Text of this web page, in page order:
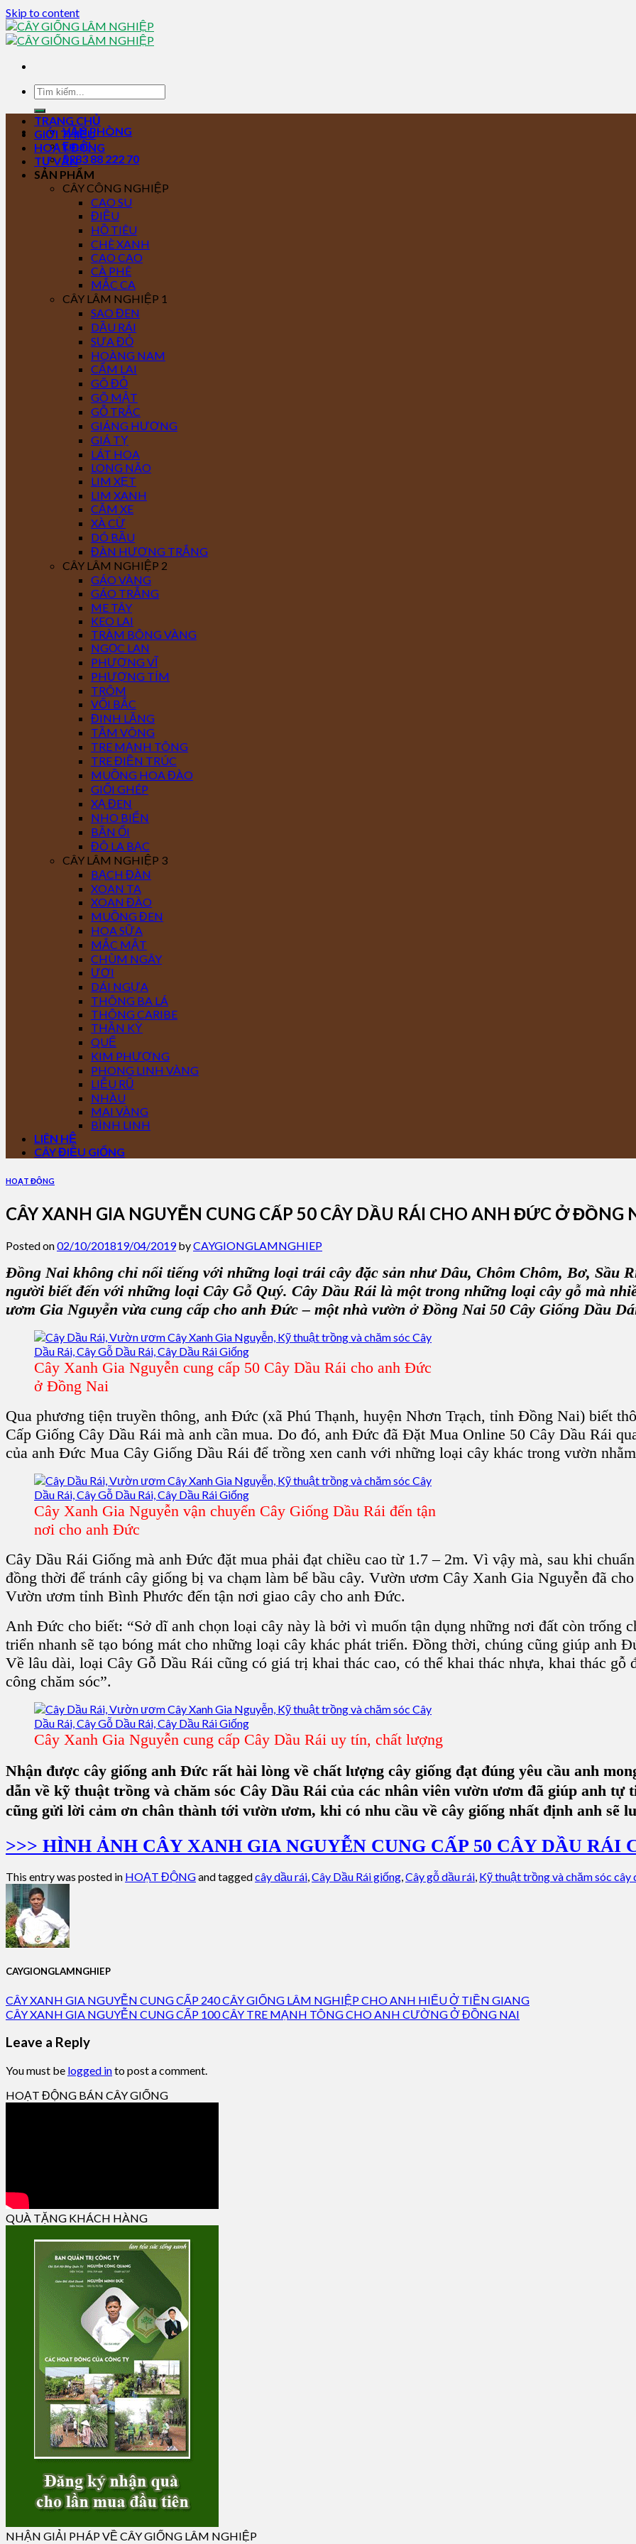
Skip to content
VĂN PHÒNG
Email
0283 88 222 70
TRANG CHỦ
GIỚI THIỆU
HOẠT ĐỘNG
TƯ VẤN
SẢN PHẨM
CÂY CÔNG NGHIỆP
CAO SU
ĐIỀU
HỒ TIÊU
CHÈ XANH
CAO CAO
CÀ PHÊ
MẮC CA
CÂY LÂM NGHIỆP 1
SAO ĐEN
DẦU RÁI
SƯA ĐỎ
HOÀNG NAM
CẨM LAI
GÕ ĐỎ
GÕ MẬT
GỖ TRẮC
GIÁNG HƯƠNG
GIÁ TỴ
LÁT HOA
LONG NÃO
LIM XẸT
LIM XANH
CĂM XE
XÀ CỪ
DÓ BẦU
ĐÀN HƯƠNG TRẮNG
CÂY LÂM NGHIỆP 2
GÁO VÀNG
GÁO TRẮNG
ME TÂY
KEO LAI
TRÀM BÔNG VÀNG
NGỌC LAN
PHƯỢNG VĨ
PHƯỢNG TÍM
TRÔM
VỐI BẮC
ĐINH LĂNG
TẦM VÔNG
TRE MẠNH TÔNG
TRE ĐIỀN TRÚC
MUỒNG HOA ĐÀO
GIỔI GHÉP
XẠ ĐEN
NHO BIỂN
BẦN ỔI
ĐÔ LA BẠC
CÂY LÂM NGHIỆP 3
BẠCH ĐÀN
XOAN TA
XOAN ĐÀO
MUỒNG ĐEN
HOA SỮA
MẮC MẬT
CHÙM NGÂY
ƯƠI
DÁI NGỰA
THÔNG BA LÁ
THÔNG CARIBE
THẦN KỲ
QUẾ
KIM PHƯỢNG
PHONG LINH VÀNG
LIỄU RŨ
NHÀU
MAI VÀNG
BÌNH LINH
LIÊN HỆ
CÂY ĐIỀU GIỐNG
HOẠT ĐỘNG
CÂY XANH GIA NGUYỄN CUNG CẤP 50 CÂY DẦU RÁI CHO ANH ĐỨC Ở ĐỒNG
Posted on02/10/201819/04/2019byCAYGIONGLAMNGHIEP
Đồng Nai không chỉ nổi tiếng với những loại trái cây đặc sản như Dâu, Chôm Chôm, Bơ, Sầu
người biết đến với những loại Cây Gỗ Quý. Cây Dầu Rái là một trong những loại cây gỗ mà
ươm Gia Nguyễn vừa cung cấp cho anh Đức – một nhà vườn ở Đồng Nai 50 Cây Giống Dầu
Cây Xanh Gia Nguyễn cung cấp 50 Cây Dầu Rái cho anh Đức
ở Đồng Nai
Qua phương tiện truyền thông, anh Đức (xã Phú Thạnh, huyện Nhơn Trạch, tỉnh Đồng Nai) biết
Cấp Giống Cây Dầu Rái mà anh cần mua. Do đó, anh Đức đã Đặt Mua Online 50 Cây Dầu Rái
của anh Đức Mua Cây Giống Dầu Rái để trồng xen canh với những loại cây khác trong vườn
Cây Xanh Gia Nguyễn vận chuyển Cây Giống Dầu Rái đến tận
nơi cho anh Đức
Cây Dầu Rái Giống mà anh Đức đặt mua phải đạt chiều cao từ 1.7 – 2m. Vì vậy mà, sau khi
đồng thời để tránh cây giống bị va chạm làm bể bầu cây. Vườn ươm Cây Xanh Gia Nguyễn đã
Vườn ươm tỉnh Bình Phước đến tận nơi giao cây cho anh Đức.
Anh Đức cho biết: “Sở dĩ anh chọn loại cây này là bởi vì muốn tận dụng những nơi đất còn trống
triển nhanh sẽ tạo bóng mát cho những loại cây khác phát triển. Đồng thời, chúng cũng giúp anh
Về lâu dài, loại Cây Gỗ Dầu Rái cũng có giá trị khai thác cao, có thể khai thác nhựa, khai thác
công chăm sóc”.
Cây Xanh Gia Nguyễn cung cấp Cây Dầu Rái uy tín, chất lượng
Nhận được cây giống anh Đức rất hài lòng về chất lượng cây giống đạt đúng yêu cầu anh
dẫn về kỹ thuật trồng và chăm sóc Cây Dầu Rái của các nhân viên vườn ươm đã giúp anh tự
cũng gửi lời cảm ơn chân thành tới vườn ươm, khi có nhu cầu về cây giống nhất định anh sẽ
>>> HÌNH ẢNH CÂY XANH GIA NGUYỄN CUNG CẤP 50 CÂY DẦU RÁI
This entry was posted in HOẠT ĐỘNGand taggedcây dầu rái,Cây Dầu Rái giống,Cây gỗ dầu rái, Kỹ thuật trồng và chăm sóc cây
CAYGIONGLAMNGHIEP
CÂY XANH GIA NGUYỄN CUNG CẤP 240 CÂY GIỐNG LÂM NGHIỆP CHO ANH HIẾU Ở TIỀN GIANG
CÂY XANH GIA NGUYỄN CUNG CẤP 100 CÂY TRE MẠNH TÔNG CHO ANH CƯỜNG Ở ĐỒNG NAI
Leave a Reply
You must be logged into post a comment.
HOẠT ĐỘNG BÁN CÂY GIỐNG
QUÀ TẶNG KHÁCH HÀNG
NHẬN GIẢI PHÁP VỀ CÂY GIỐNG LÂM NGHIỆP